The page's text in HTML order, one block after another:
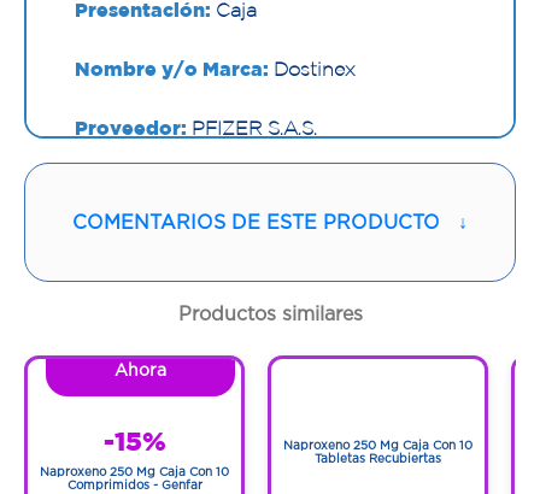
Presentación: Caja
Nombre y/o Marca: Dostinex
Proveedor: PFIZER S.A.S.
2 Tabletas
Código:1260185
COMENTARIOS DE ESTE PRODUCTO ↓
Productos similares
Ahora
-15%
Naproxeno 250 Mg Caja Con 10
Comprimidos - Genfar
Naproxeno 250 Mg Caja Con 10
Tabletas Recubiertas